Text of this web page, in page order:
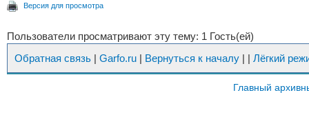
Версия для просмотра
Пользователи просматривают эту тему: 1 Гость(ей)
Обратная связь | Garfo.ru | Вернуться к началу | | Лёгкий
Главный